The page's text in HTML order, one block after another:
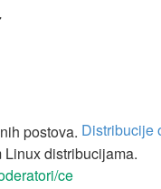
post
Distribucije
distribucijama.
ce